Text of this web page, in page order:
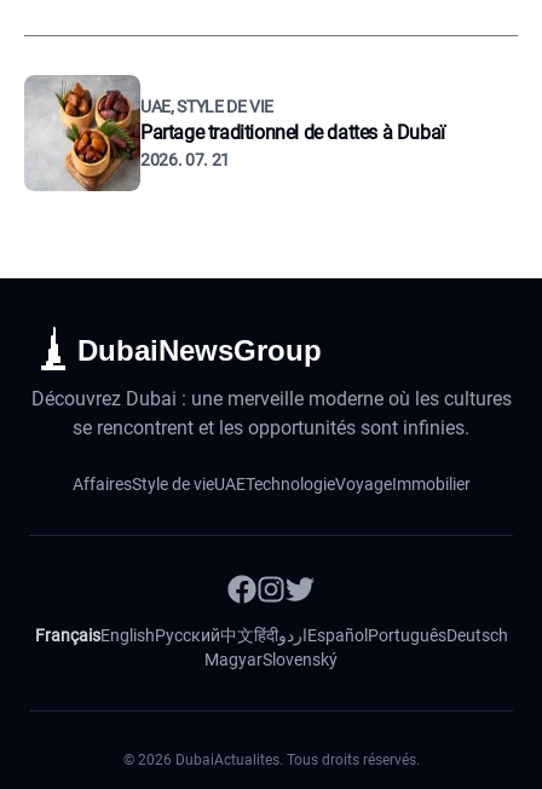
UAE, STYLE DE VIE
Partage traditionnel de dattes à Dubaï
2026. 07. 21
DubaiNewsGroup
Découvrez Dubai : une merveille moderne où les cultures
se rencontrent et les opportunités sont infinies.
AffairesStyle de vieUAETechnologieVoyageImmobilier
FrançaisEnglishРусский中文हिंदीاردوEspañol PortuguêsDeutsch
MagyarSlovenský
© 2026 DubaiActualites. Tous droits réservés.